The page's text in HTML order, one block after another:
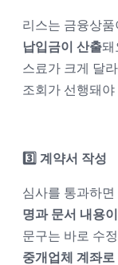
리스는 금융상품
납입금이 산출돼
스료가 크게 달
조회가 선행돼야
3️⃣ 계약서 작성
심사를 통과하
명과 문서 내용
문구는 바로 수
중개업체 계좌